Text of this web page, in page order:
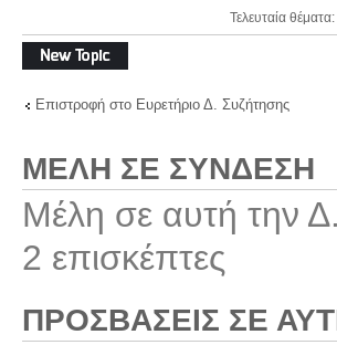
Τελευταία θέματα:
Δημιουργία νέου
θέματος
Επιστροφή στο Ευρετήριο Δ. Συζήτησης
ΜΈΛΗ ΣΕ ΣΎΝΔΕΣΗ
Μέλη σε αυτή την
2 επισκέπτες
ΠΡΟΣΒΆΣΕΙΣ ΣΕ